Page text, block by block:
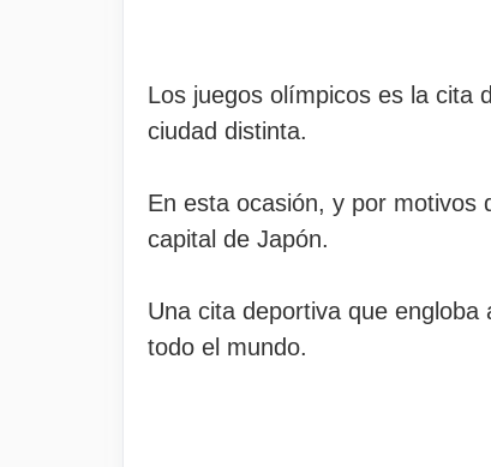
Los juegos olímpicos es la cita
ciudad distinta.
En esta ocasión, y por motivos
capital de Japón.
Una cita deportiva que
todo el mundo.